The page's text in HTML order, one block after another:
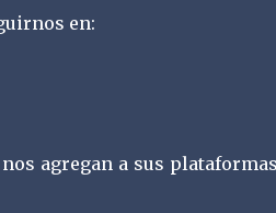
en:
agregan a sus